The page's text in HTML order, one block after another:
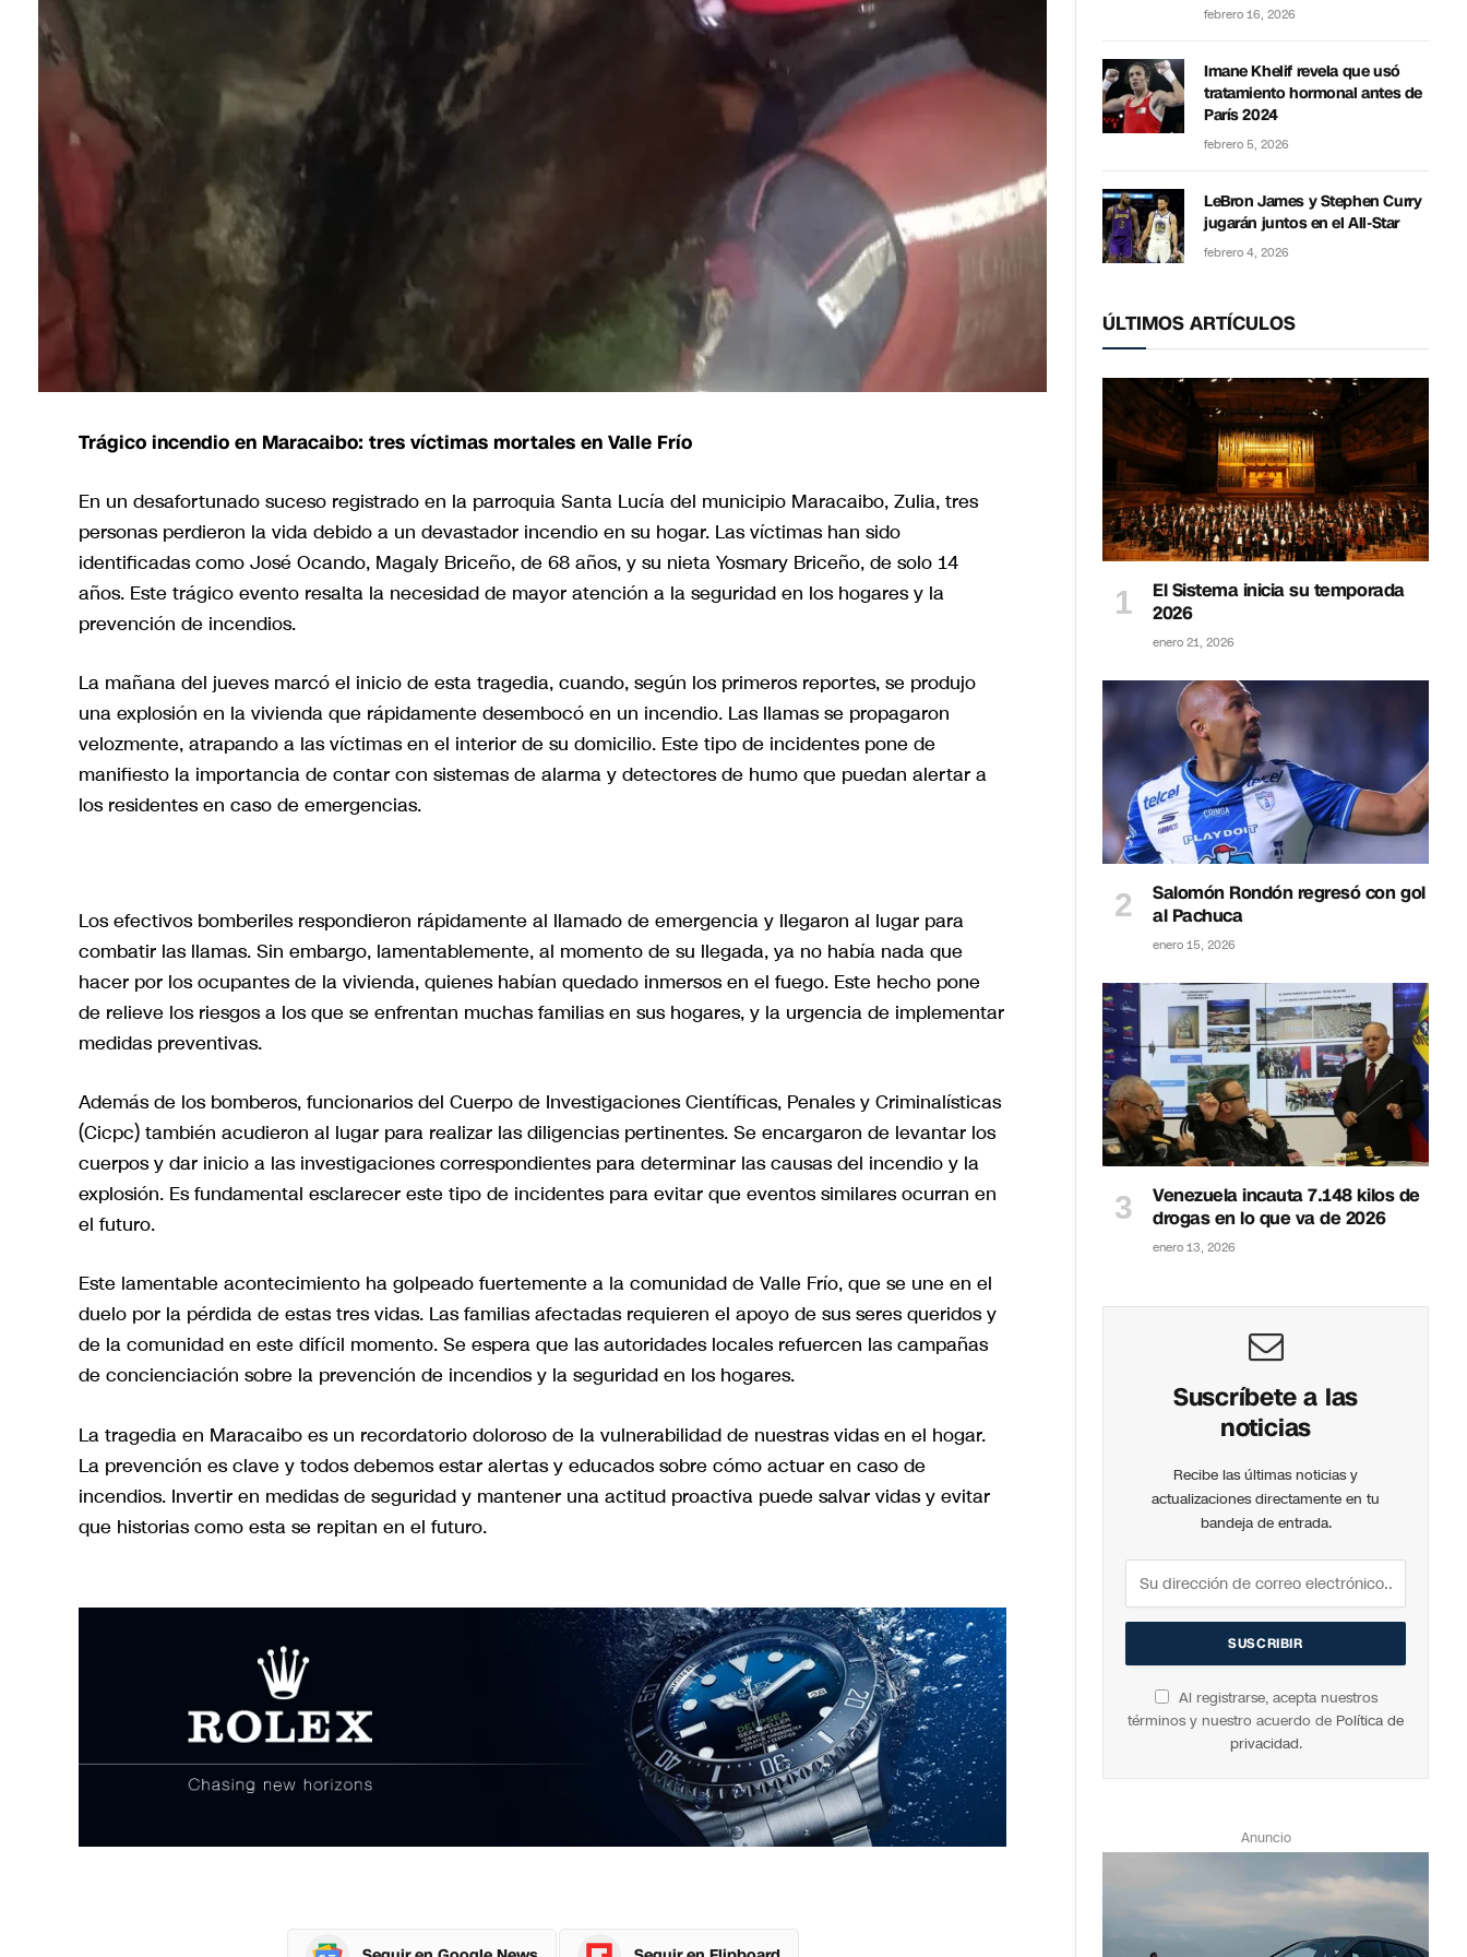
Trágico incendio en Maracaibo: tres víctimas mortales en Valle Frío
En un desafortunado suceso registrado en la parroquia Santa Lucía del municipio Maracaibo, Zulia, tres
personas perdieron la vida debido a un devastador incendio en su hogar. Las víctimas han sido
identificadas como José Ocando, Magaly Briceño, de 68 años, y su nieta Yosmary Briceño, de solo 14
años. Este trágico evento resalta la necesidad de mayor atención a la seguridad en los hogares y la
prevención de incendios.
La mañana del jueves marcó el inicio de esta tragedia, cuando, según los primeros reportes, se produjo
una explosión en la vivienda que rápidamente desembocó en un incendio. Las llamas se propagaron
velozmente, atrapando a las víctimas en el interior de su domicilio. Este tipo de incidentes pone de
manifiesto la importancia de contar con sistemas de alarma y detectores de humo que puedan alertar a
los residentes en caso de emergencias.
Los efectivos bomberiles respondieron rápidamente al llamado de emergencia y llegaron al lugar para
combatir las llamas. Sin embargo, lamentablemente, al momento de su llegada, ya no había nada que
hacer por los ocupantes de la vivienda, quienes habían quedado inmersos en el fuego. Este hecho pone
de relieve los riesgos a los que se enfrentan muchas familias en sus hogares, y la urgencia de implementar
medidas preventivas.
Además de los bomberos, funcionarios del Cuerpo de Investigaciones Científicas, Penales y Criminalísticas
(Cicpc) también acudieron al lugar para realizar las diligencias pertinentes. Se encargaron de levantar los
cuerpos y dar inicio a las investigaciones correspondientes para determinar las causas del incendio y la
explosión. Es fundamental esclarecer este tipo de incidentes para evitar que eventos similares ocurran en
el futuro.
Este lamentable acontecimiento ha golpeado fuertemente a la comunidad de Valle Frío, que se une en el
duelo por la pérdida de estas tres vidas. Las familias afectadas requieren el apoyo de sus seres queridos y
de la comunidad en este difícil momento. Se espera que las autoridades locales refuercen las campañas
de concienciación sobre la prevención de incendios y la seguridad en los hogares.
La tragedia en Maracaibo es un recordatorio doloroso de la vulnerabilidad de nuestras vidas en el hogar.
La prevención es clave y todos debemos estar alertas y educados sobre cómo actuar en caso de
incendios. Invertir en medidas de seguridad y mantener una actitud proactiva puede salvar vidas y evitar
que historias como esta se repitan en el futuro.
febrero 16, 2026
Imane Khelif revela que usó
tratamiento hormonal antes de
París 2024
febrero 5, 2026
LeBron James y Stephen Curry
jugarán juntos en el All-Star
febrero 4, 2026
ÚLTIMOS ARTÍCULOS
El Sistema inicia su temporada
2026
enero 21, 2026
Salomón Rondón regresó con gol
al Pachuca
enero 15, 2026
Venezuela incauta 7.148 kilos de
drogas en lo que va de 2026
enero 13, 2026
Suscríbete a las
noticias
Recibe las últimas noticias y
actualizaciones directamente en tu
bandeja de entrada.
Al registrarse, acepta nuestros
términos y nuestro acuerdo de Política de
privacidad.
Anuncio